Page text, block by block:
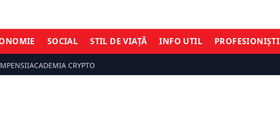
SOCIAL STIL DE VIAȚĂ INFO UTIL PROFESIONIȘTI
PENSIIACADEMIA CRYPTO